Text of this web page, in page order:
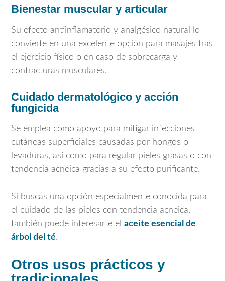
Bienestar muscular y articular
Su efecto antiinflamatorio y analgésico natural lo
convierte en una excelente opción para masajes tras
el ejercicio físico o en caso de sobrecarga y
contracturas musculares.
Cuidado dermatológico y acción
fungicida
Se emplea como apoyo para mitigar infecciones
cutáneas superficiales causadas por hongos o
levaduras, así como para regular pieles grasas o con
tendencia acneica gracias a su efecto purificante.
Si buscas una opción especialmente conocida para
el cuidado de las pieles con tendencia acneica,
también puede interesarte el aceite esencial de
árbol del té.
Otros usos prácticos y